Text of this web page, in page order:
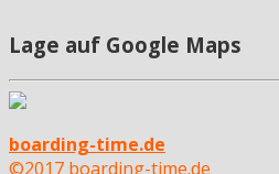
Lage auf Google Maps
boarding-time.de
©2017 boarding-time.de